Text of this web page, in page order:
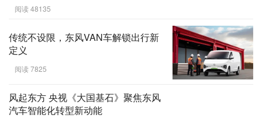
阅读 48135
传统不设限，东风VAN车解锁出行新
定义
阅读 7825
风起东方 央视《大国基石》聚焦东风
汽车智能化转型新动能